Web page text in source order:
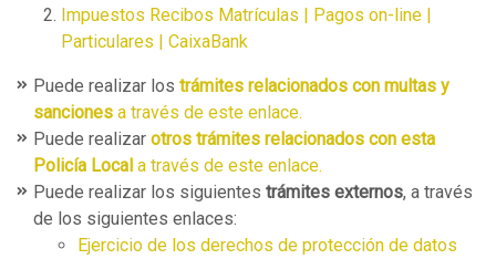
Impuestos Recibos Matrículas | Pagos on-line |
Particulares | CaixaBank
Puede realizar los trámites relacionados con multas y
sanciones a través de este enlace.
Puede realizar otros trámites relacionados con esta
Policía Local a través de este enlace.
Puede realizar los siguientes trámites externos, a través
de los siguientes enlaces:
Ejercicio de los derechos de protección de datos